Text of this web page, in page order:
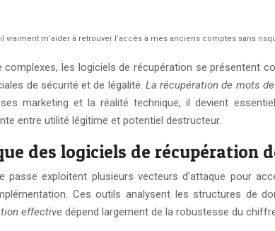
m’aider à retrouver l’accès à mes anciens comptes sans
complexes, les logiciels de récupération se
de sécurité et de légalité. La récupération de mots
marketing et la réalité technique, il devient
entre utilité légitime et potentiel destructeur.
des logiciels de récupération
exploitent plusieurs vecteurs d’attaque pour
Ces outils analysent les structures de
effective dépend largement de la robustesse du